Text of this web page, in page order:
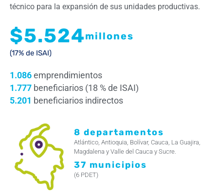
técnico para la expansión de sus unidades productivas.
$5.524millones
(17% de ISAI)
1.086emprendimientos
1.777 beneficiarios (18 % de ISAI)
5.201 beneficiarios indirectos
8 departamentos
Atlántico, Antioquia, Bolívar, Cauca, La Guajira,
Magdalena y Valle del Cauca y Sucre.
37 municipios
(6 PDET)